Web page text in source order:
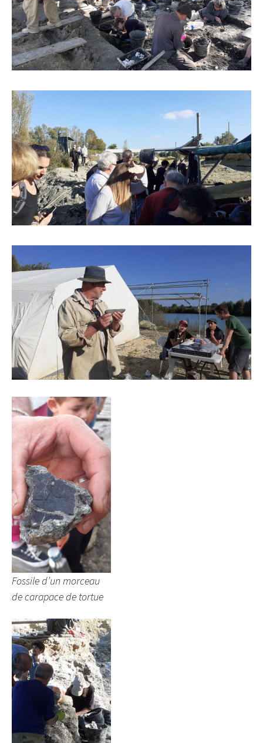
Fossile d’un morceau
de carapace de tortue